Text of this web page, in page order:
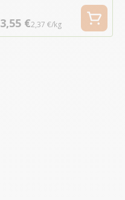
3,55 €2,37 €/kg